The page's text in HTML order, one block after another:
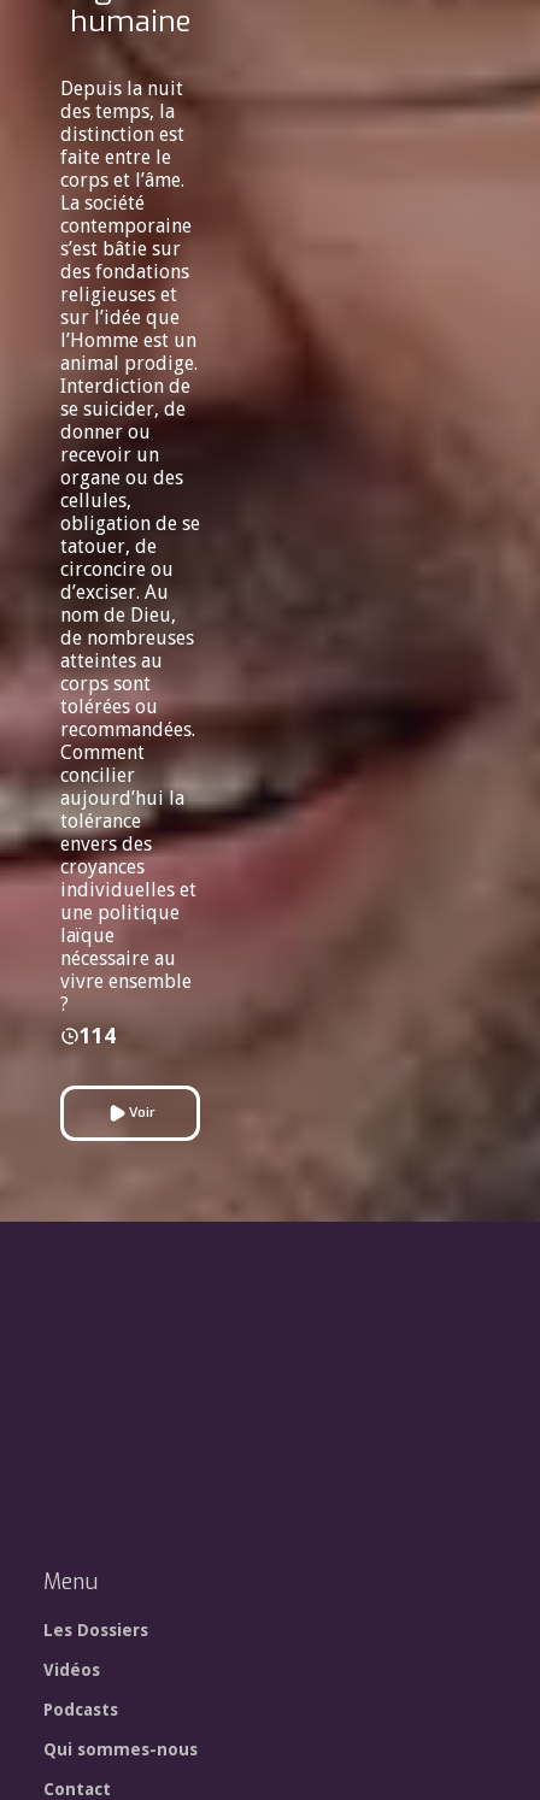
humaine
Depuis la nuit
des temps, la
distinction est
faite entre le
corps et l’âme.
La société
contemporaine
s’est bâtie sur
des fondations
religieuses et
sur l’idée que
l’Homme est un
animal prodige.
Interdiction de
se suicider, de
donner ou
recevoir un
organe ou des
cellules,
obligation de se
tatouer, de
circoncire ou
d’exciser. Au
nom de Dieu,
de nombreuses
atteintes au
corps sont
tolérées ou
recommandées.
Comment
concilier
aujourd’hui la
tolérance
envers des
croyances
individuelles et
une politique
laïque
nécessaire au
vivre ensemble
?
114
Voir
Menu
Les Dossiers
Vidéos
Podcasts
Qui sommes-nous
Contact